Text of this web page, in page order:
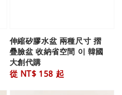
伸縮矽膠水盆 兩種尺寸 摺
疊臉盆 收納省空間 이 韓國
大創代購
Regular
從 NT$ 158 起